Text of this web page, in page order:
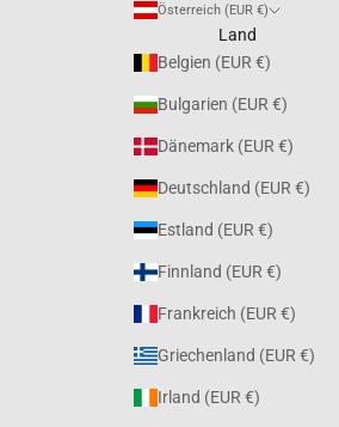
Österreich (EUR €)
Land
Belgien (EUR €)
Bulgarien (EUR €)
Dänemark (EUR €)
Deutschland (EUR €)
Estland (EUR €)
Finnland (EUR €)
Frankreich (EUR €)
Griechenland (EUR €)
Irland (EUR €)